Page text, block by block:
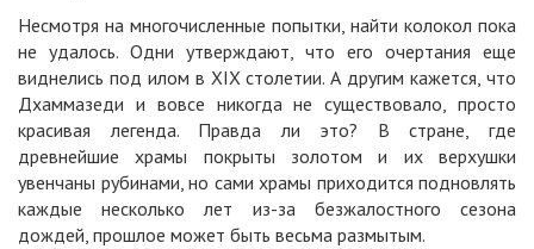
Несмотря на многочисленные попытки, найти колокол пока
не удалось. Одни утверждают, что его очертания еще
виднелись под илом в XIX столетии. А другим кажется, что
Дхаммазеди и вовсе никогда не существовало, просто
красивая легенда. Правда ли это? В стране, где
древнейшие храмы покрыты золотом и их верхушки
увенчаны рубинами, но сами храмы приходится подновлять
каждые несколько лет из-за безжалостного сезона
дождей, прошлое может быть весьма размытым.